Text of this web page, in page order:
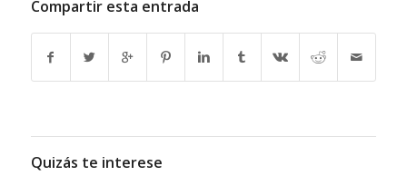
Compartir esta entrada
Quizás te interese